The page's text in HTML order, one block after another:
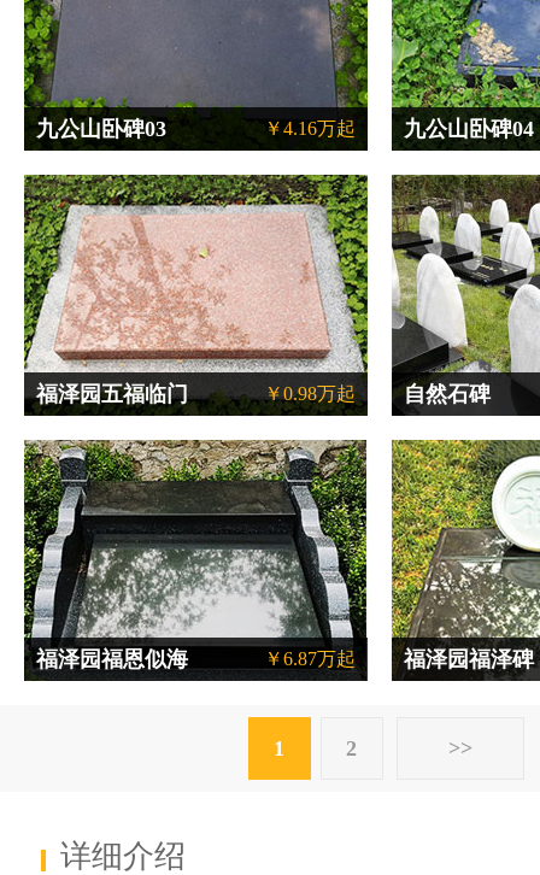
九公山卧碑03 ￥4.16万起 九公山卧碑04
福泽园五福临门 ￥0.98万起 自然石碑
福泽园福恩似海 ￥6.87万起 福泽园福泽碑
1 2 >>
详细介绍